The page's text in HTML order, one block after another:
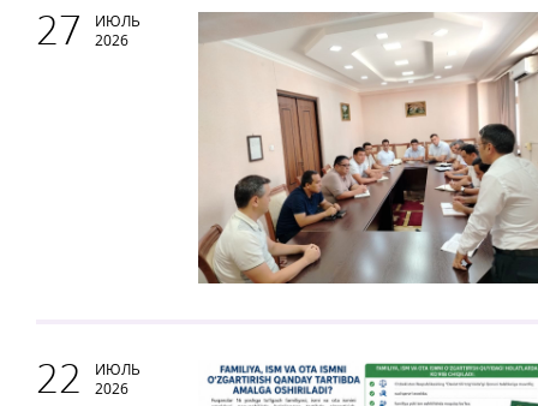
27
ИЮЛЬ
2026
22
ИЮЛЬ
2026